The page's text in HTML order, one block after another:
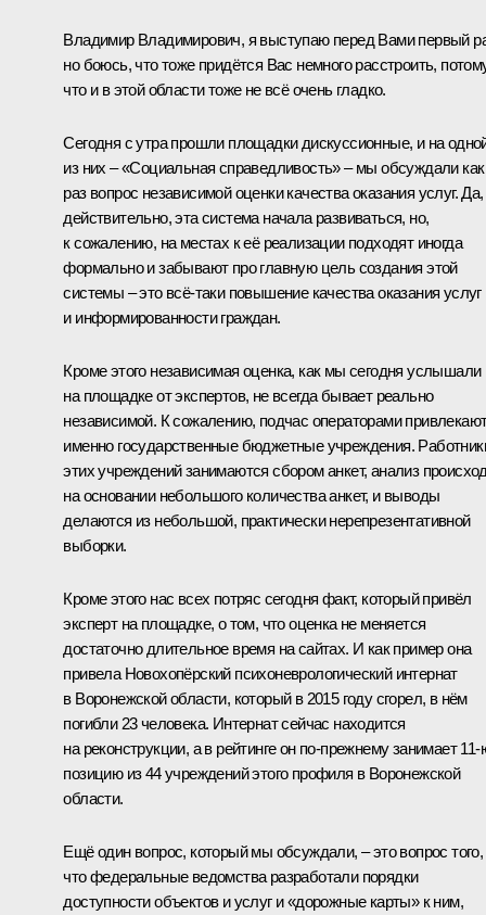
Владимир Владимирович, я выступаю перед Вами первый
но боюсь, что тоже придётся Вас немного расстроить,
что и в этой области тоже не всё очень гладко.
Сегодня с утра прошли площадки дискуссионные, и на
из них – «Социальная справедливость» – мы обсуждали как
раз вопрос независимой оценки качества оказания услуг. Да,
действительно, эта система начала развиваться, но,
к сожалению, на местах к её реализации подходят иногда
формально и забывают про главную цель создания этой
системы – это всё‑таки повышение качества оказания услуг
и информированности граждан.
Кроме этого независимая оценка, как мы сегодня услышали
на площадке от экспертов, не всегда бывает реально
независимой. К сожалению, подчас операторами
именно государственные бюджетные учреждения.
этих учреждений занимаются сбором анкет, анализ
на основании небольшого количества анкет, и выводы
делаются из небольшой, практически нерепрезентативной
выборки.
Кроме этого нас всех потряс сегодня факт, который привёл
эксперт на площадке, о том, что оценка не меняется
достаточно длительное время на сайтах. И как пример она
привела Новохопёрский психоневрологический интернат
в Воронежской области, который в 2015 году сгорел, в нём
погибли 23 человека. Интернат сейчас находится
на реконструкции, а в рейтинге он по‑прежнему занимает
позицию из 44 учреждений этого профиля в Воронежской
области.
Ещё один вопрос, который мы обсуждали, – это вопрос того,
что федеральные ведомства разработали порядки
доступности объектов и услуг и «дорожные карты» к ним,